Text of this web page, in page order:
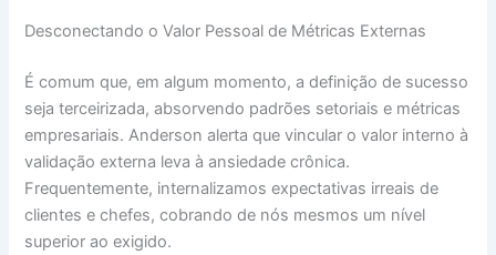
Desconectando o Valor Pessoal de Métricas Externas
É comum que, em algum momento, a definição de sucesso
seja terceirizada, absorvendo padrões setoriais e métricas
empresariais. Anderson alerta que vincular o valor interno à
validação externa leva à ansiedade crônica.
Frequentemente, internalizamos expectativas irreais de
clientes e chefes, cobrando de nós mesmos um nível
superior ao exigido.